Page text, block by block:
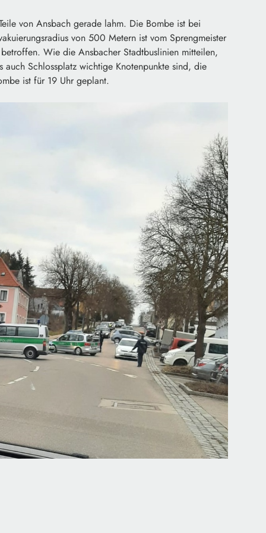
von Ansbach gerade lahm. Die Bombe ist bei
von 500 Metern ist vom Sprengmeister
Wie die Ansbacher Stadtbuslinien mitteilen,
Schlossplatz wichtige Knotenpunkte sind, die
ist für 19 Uhr geplant.